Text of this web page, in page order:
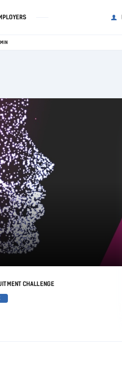
CHALLENGE